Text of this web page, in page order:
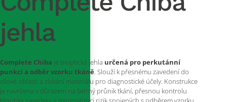
jehla
Complete Chiba je bioptická jehla určená pro perkutánní
punkci a odběr vzorku tkáně. Slouží k přesnému zavedení do
cílové oblasti a získání materiálu pro diagnostické účely. Konstrukce
je navržena s důrazem na šetrný průnik tkání, přesnou kontrolu